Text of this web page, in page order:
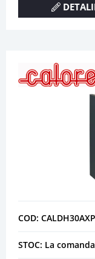
COD: CALDH30AXP
STOC: La comanda